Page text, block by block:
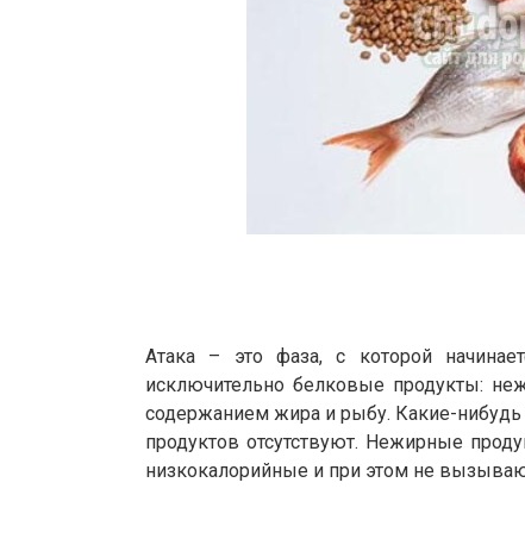
Атака – это фаза, с которой
исключительно белковые продукты:
содержанием жира и рыбу. Какие-нибудь
продуктов отсутствуют. Нежирные
низкокалорийные и при этом не